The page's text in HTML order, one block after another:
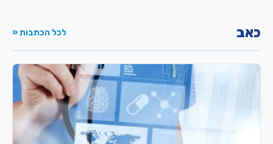
כאב לכל הכתבות «